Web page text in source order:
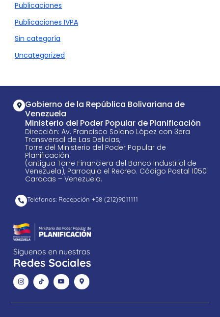
Publicaciones
Publicaciones IVPA
Sin categoría
Uncategorized
Gobierno de la República Bolivariana de
Venezuela
Ministerio del Poder Popular de Planificación
Dirección: Av. Francisco Solano López con 3era
Transversal de Las Delicias,
Torre del Ministerio del Poder Popular de
Planificación
(antigua Torre Financiera del Banco Industrial de
Venezuela), Parroquia el Recreo. Código Postal 1050
Caracas – Venezuela.
Teléfonos: Recepción +58 ​(212)9011111
Síguenos en nuestras
Redes Sociales